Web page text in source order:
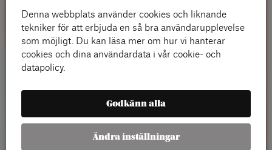
Kontakta oss
Denna webbplats använder cookies och liknande
tekniker för att erbjuda en så bra användarupplevelse
som möjligt. Du kan läsa mer om hur vi hanterar
cookies och dina användardata i vår cookie- och
datapolicy.
Godkänn alla
Ändra inställningar